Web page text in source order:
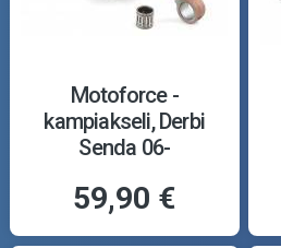
Motoforce -
kampiakseli, Derbi
Senda 06-
59,90 €